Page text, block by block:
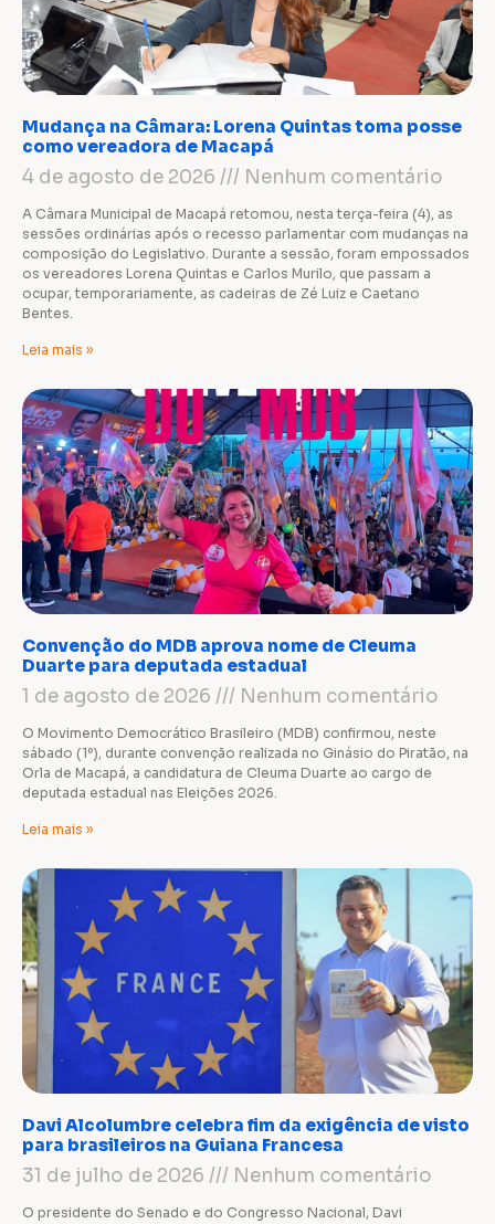
Mudança na Câmara: Lorena Quintas toma posse
como vereadora de Macapá
4 de agosto de 2026 Nenhum comentário
A Câmara Municipal de Macapá retomou, nesta terça-feira (4), as
sessões ordinárias após o recesso parlamentar com mudanças na
composição do Legislativo. Durante a sessão, foram empossados
os vereadores Lorena Quintas e Carlos Murilo, que passam a
ocupar, temporariamente, as cadeiras de Zé Luiz e Caetano
Bentes.
Leia mais »
Convenção do MDB aprova nome de Cleuma
Duarte para deputada estadual
1 de agosto de 2026 Nenhum comentário
O Movimento Democrático Brasileiro (MDB) confirmou, neste
sábado (1º), durante convenção realizada no Ginásio do Piratão, na
Orla de Macapá, a candidatura de Cleuma Duarte ao cargo de
deputada estadual nas Eleições 2026.
Leia mais »
Davi Alcolumbre celebra fim da exigência de visto
para brasileiros na Guiana Francesa
31 de julho de 2026 Nenhum comentário
O presidente do Senado e do Congresso Nacional, Davi